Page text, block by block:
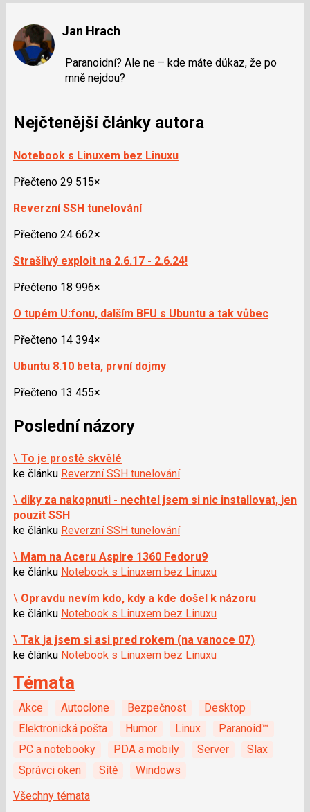
Jan Hrach
Paranoidní? Ale ne – kde máte důkaz, že po
mně nejdou?
Nejčtenější články autora
Notebook s Linuxem bez Linuxu
Přečteno 29 515×
Reverzní SSH tunelování
Přečteno 24 662×
Strašlivý exploit na 2.6.17 - 2.6.24!
Přečteno 18 996×
O tupém U:fonu, dalším BFU s Ubuntu a tak vůbec
Přečteno 14 394×
Ubuntu 8.10 beta, první dojmy
Přečteno 13 455×
Poslední názory
\ To je prostě skvělé
ke článku Reverzní SSH tunelování
\ diky za nakopnuti - nechtel jsem si nic installovat, jen
pouzit SSH
ke článku Reverzní SSH tunelování
\ Mam na Aceru Aspire 1360 Fedoru9
ke článku Notebook s Linuxem bez Linuxu
\ Opravdu nevím kdo, kdy a kde došel k názoru
ke článku Notebook s Linuxem bez Linuxu
\ Tak ja jsem si asi pred rokem (na vanoce 07)
ke článku Notebook s Linuxem bez Linuxu
Témata
Akce Autoclone Bezpečnost
Desktop
Elektronická pošta
Humor Linux
Paranoid™
PC a notebooky
PDA a mobily Server
Slax
Správci oken
Sítě
Windows
Všechny témata